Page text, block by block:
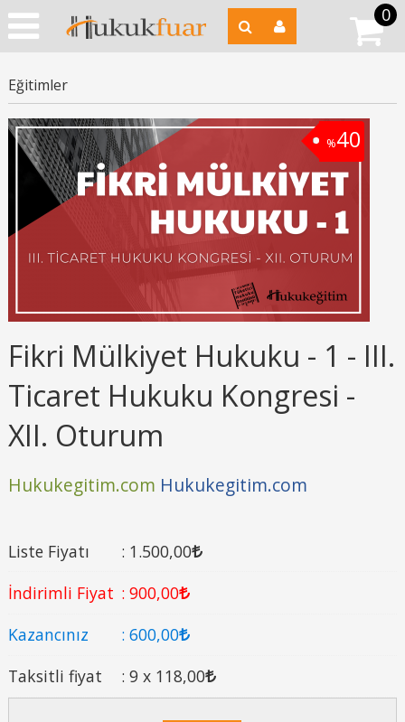
0
Eğitimler
%40
Fikri Mülkiyet Hukuku - 1 - III.
Ticaret Hukuku Kongresi -
XII. Oturum
Hukukegitim.com Hukukegitim.com
Liste Fiyatı : 1.500,00
İndirimli Fiyat : 900,00
Kazancınız
: 600,00
Taksitli fiyat
: 9 x 118,00